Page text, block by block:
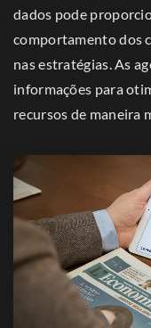
dados pode
comportamento dos
nas estratégias. As
informações para
recursos de maneira